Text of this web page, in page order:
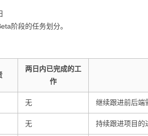
阶段的任务划分。
两日内已完成的工
作
无 继续跟进前后端
无 持续跟进项目的